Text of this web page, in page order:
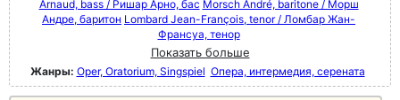
Arnaud, bass / Ришар Арно, бас Morsch André, baritone / Морш
Андре, баритон Lombard Jean-François, tenor / Ломбар Жан-
Франсуа, тенор
Показать больше
Жанры: Oper, Oratorium, Singspiel Опера, интермедия, серената